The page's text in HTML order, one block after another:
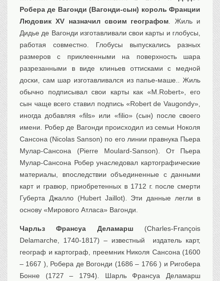
Робера де Вагонди (Вагонди-сын) король Франции
Людовик XV назначил своим географом . Жиль и
Дидье де Вагонди изготавливали свои карты и глобусы,
работая совместно. Глобусы выпускались разных
размеров с приклеенными на поверхность шара
разрезанными в виде клиньев оттисками с медной
доски, сам шар изготавливался из папье-маше.. Жиль
обычно подписывал свои карты как «M.Robert», его
сын чаще всего ставил подпись «Robert de Vaugondy»,
иногда добавляя «fils» или «filio» (сын) после своего
имени. Робер де Вагонди происходил из семьи Ноколя
Сансона (Nicolas Sanson) по его линии правнука Пьера
Мулар-Сансона (Pierre Moulard-Sanson). От Пьера
Мулар-Сансона Робер унаследовал картографические
материалы, впоследствии объединенные с данными
карт и гравюр, приобретенных в 1712 г. после смерти
Губерта Джалло (Hubert Jaillot). Эти данные легли в
основу «Мирового Атласа» Вагонди.
Чарльз Франсуа Деламарш (Charles-François
Delamarche, 1740-1817) – известный издатель карт,
географ и картограф, преемник Николя Сансона (1600
– 1667 ), Робера де Вогонди (1686 – 1766 ) и Ригобера
Бонне (1727 – 1794). Шарль Франсуа Деламарш